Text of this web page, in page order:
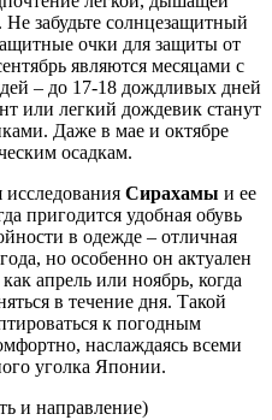
забудьте солнцезащитный
очки для защиты от
являются месяцами с
– до 17-18 дождливых дней
или легкий дождевик станут
Даже в мае и октябре
осадкам.
исследования Сирахамы и ее
пригодится удобная обувь
в одежде – отличная
но особенно он актуален
апрель или ноябрь, когда
в течение дня. Такой
к погодным
наслаждаясь всеми
уголка Японии.
и направление)